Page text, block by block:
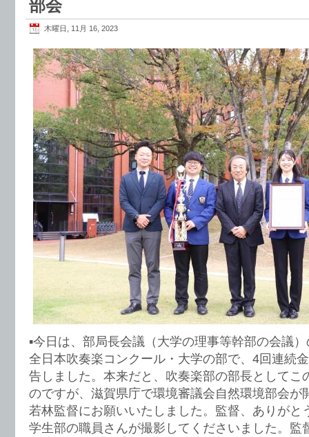
部会
木曜日, 11月 16, 2023
▪️今日は、部局長会議（大学の理事等幹部の会議
全日本吹奏楽コンクール・大学の部で、4回連続
告しました。本来だと、吹奏楽部の部長としてこ
のですが、滋賀県庁で環境審議会自然環境部会が
若林監督にお願いいたしました。監督、ありがと
学生部の職員さんが撮影してくださいました。監